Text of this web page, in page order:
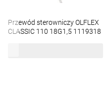
Przewód sterowniczy OLFLEX
CLASSIC 110 18G1,5 1119318